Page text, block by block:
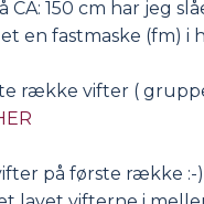
CA: 150 cm har jeg
en fastmaske (fm) i
række vifter (
på første række :-)